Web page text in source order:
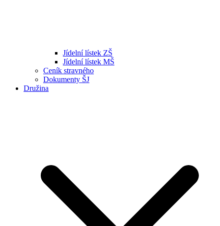
Jídelní lístek ZŠ
Jídelní lístek MŠ
Ceník stravného
Dokumenty ŠJ
Družina